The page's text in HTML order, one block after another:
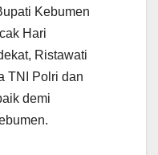
Kebumen
Hari
Ristawati
TNI Polri dan
demi